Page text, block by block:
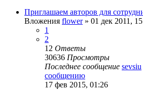
Приглашаем авторов для
Вложения flower» 01 дек 2011,
1
2
12 Ответы
30636 Просмотры
Последнее сообщение sevsiu
сообщению
17 фев 2015, 01:26